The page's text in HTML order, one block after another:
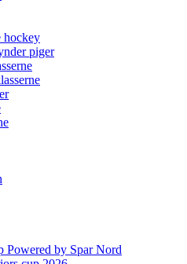
hockey
piger
Powered by Spar Nord